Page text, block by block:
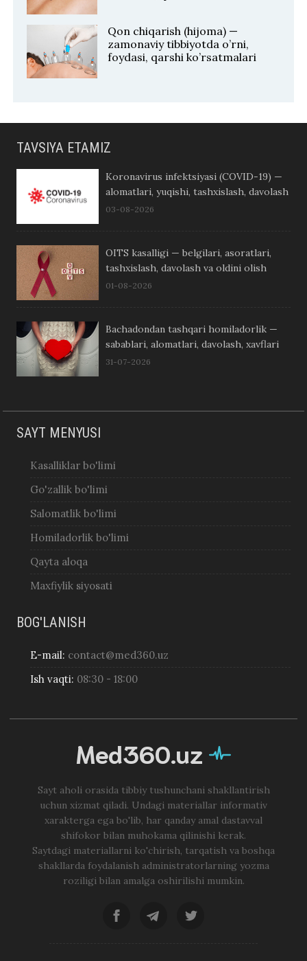
Qon chiqarish (hijoma) —
zamonaviy tibbiyotda o’rni,
foydasi, qarshi ko’rsatmalari
TAVSIYA ETAMIZ
Koronavirus infektsiyasi (COVID-19) —
alomatlari, yuqishi, tashxislash, davolash
03-08-2026
OITS kasalligi — belgilari, asoratlari,
tashxislash, davolash va oldini olish
01-08-2026
Bachadondan tashqari homiladorlik —
sabablari, alomatlari, davolash, xavflari
31-07-2026
Med360.uz
Sayt aholi orasida tibbiy tushunchani shakllantirish
uchun xizmat qiladi. Undagi materiallar informativ
xarakterga ega bo'lib, har qanday amal dastavval
shifokor bilan muhokama qilinishi kerak.
Saytdagi materiallarni ko'chirish, tarqatish va boshqa
shakllarda foydalanish administratorlarning yozma
roziligi bilan amalga oshirilishi mumkin.
SAYT MENYUSI
Kasalliklar bo'limi
Go'zallik bo'limi
Salomatlik bo'limi
Homiladorlik bo'limi
Qayta aloqa
Maxfiylik siyosati
BOG'LANISH
E-mail: contact@med360.uz
Ish vaqti: 08:30 - 18:00